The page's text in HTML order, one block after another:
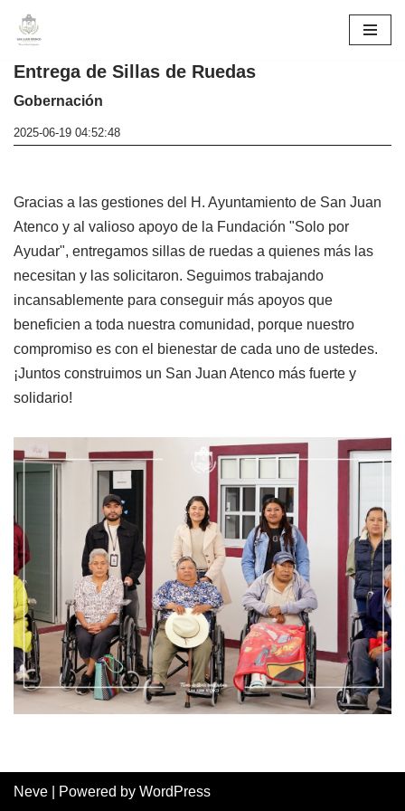
Skip
to
content
Entrega de Sillas de Ruedas
Gobernación
2025-06-19 04:52:48
Gracias a las gestiones del H. Ayuntamiento de San Juan
Atenco y al valioso apoyo de la Fundación "Solo por
Ayudar", entregamos sillas de ruedas a quienes más las
necesitan y las solicitaron. Seguimos trabajando
incansablemente para conseguir más apoyos que
beneficien a toda nuestra comunidad, porque nuestro
compromiso es con el bienestar de cada uno de ustedes.
¡Juntos construimos un San Juan Atenco más fuerte y
solidario!
Neve | Powered by WordPress